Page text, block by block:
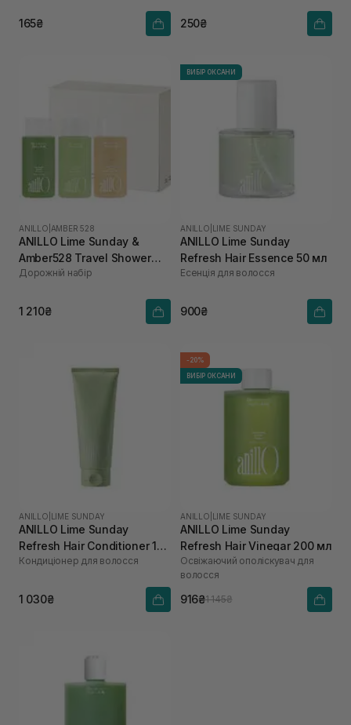
165₴ 250₴
ANILLO AMBER 528
ANILLO Lime Sunday &
Amber528 Travel Shower
Set
Дорожній набір
1 210₴
ВИБІР ОКСАНИ
ANILLO LIME SUNDAY
ANILLO Lime Sunday
Refresh Hair Essence 50 мл
Есенція для волосся
900₴
ANILLO LIME SUNDAY
ANILLO Lime Sunday
Refresh Hair Conditioner 150
мл
Кондиціонер для волосся
1 030₴
-20%
ВИБІР ОКСАНИ
ANILLO LIME SUNDAY
ANILLO Lime Sunday
Refresh Hair Vinegar 200 мл
Освіжаючий ополіскувач для
волосся
916₴1 145₴